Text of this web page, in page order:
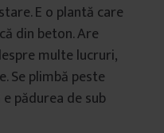
E o plantă care
din beton. Are
multe lucruri,
Se plimbă peste
pădurea de sub